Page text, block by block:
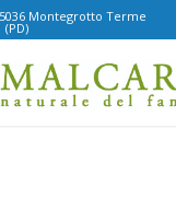
Montegrotto Terme
(PD)